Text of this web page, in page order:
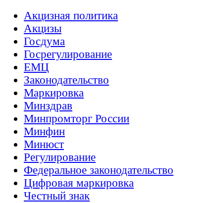
Акцизная политика
Акцизы
Госдума
Госрегулирование
ЕМЦ
Законодательство
Маркировка
Минздрав
Минпромторг России
Минфин
Минюст
Регулирование
Федеральное законодательство
Цифровая маркировка
Честный знак